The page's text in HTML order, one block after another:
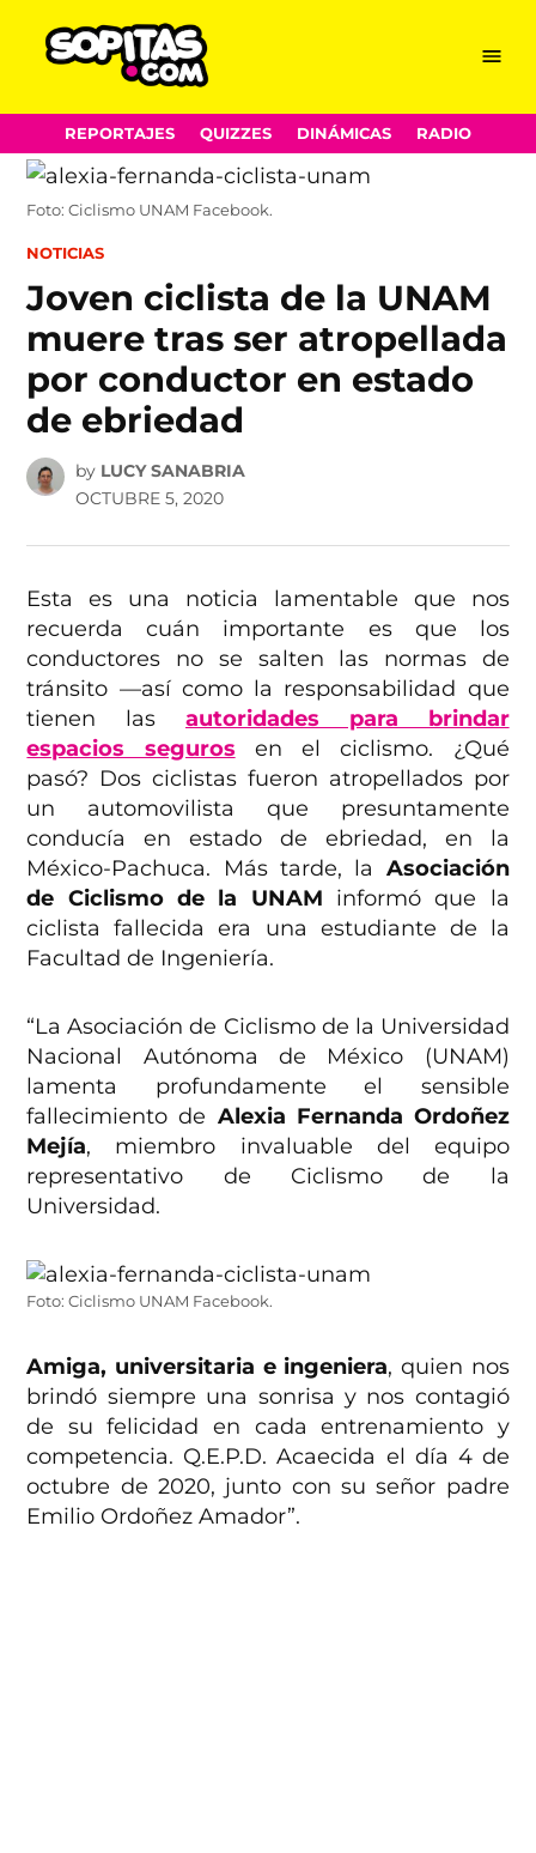
Skip
to
content
Menu
REPORTAJES QUIZZES DINÁMICAS RADIO
Foto: Ciclismo UNAM Facebook.
POSTED
NOTICIAS
Joven ciclista de la UNAM
muere tras ser atropellada
por conductor en estado
de ebriedad
by LUCY SANABRIA
OCTUBRE 5, 2020
Esta es una noticia lamentable que nos
recuerda cuán importante es que los
conductores no se salten las normas de
tránsito —así como la responsabilidad que
tienen las autoridades para brindar
espacios seguros en el ciclismo. ¿Qué
pasó? Dos ciclistas fueron atropellados por
un automovilista que presuntamente
conducía en estado de ebriedad, en la
México-Pachuca. Más tarde, la Asociación
de Ciclismo de la UNAM informó que la
ciclista fallecida era una estudiante de la
Facultad de Ingeniería.
“La Asociación de Ciclismo de la Universidad
Nacional Autónoma de México (UNAM)
lamenta profundamente el sensible
fallecimiento de Alexia Fernanda Ordoñez
Mejía, miembro invaluable del equipo
representativo de Ciclismo de la
Universidad.
Foto: Ciclismo UNAM Facebook.
Amiga, universitaria e ingeniera, quien nos
brindó siempre una sonrisa y nos contagió
de su felicidad en cada entrenamiento y
competencia. Q.E.P.D. Acaecida el día 4 de
octubre de 2020, junto con su señor padre
Emilio Ordoñez Amador”.